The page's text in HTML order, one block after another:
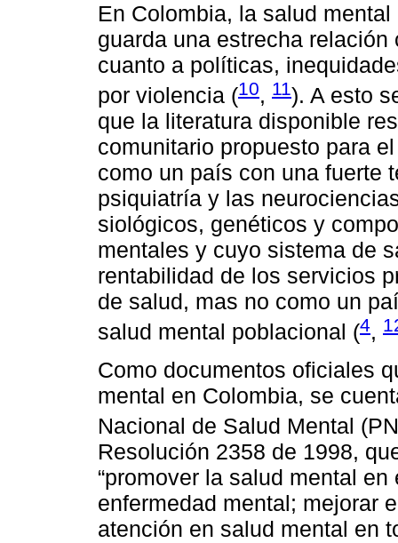
En Colombia, la salud
guarda una estrecha
cuanto a políticas,
por violencia (10, 11). A esto
que la literatura disponible
comunitario propuesto para
como un país con una fuerte
psiquiatría y las
siológicos, genéticos y
mentales y cuyo sistema de
rentabilidad de los servicios
de salud, mas no como un
salud mental poblacional (4,
Como documentos oficiales
mental en Colombia, se
Nacional de Salud Mental
Resolución 2358 de 1998,
“promover la salud mental
enfermedad mental; mejorar
atención en salud mental en